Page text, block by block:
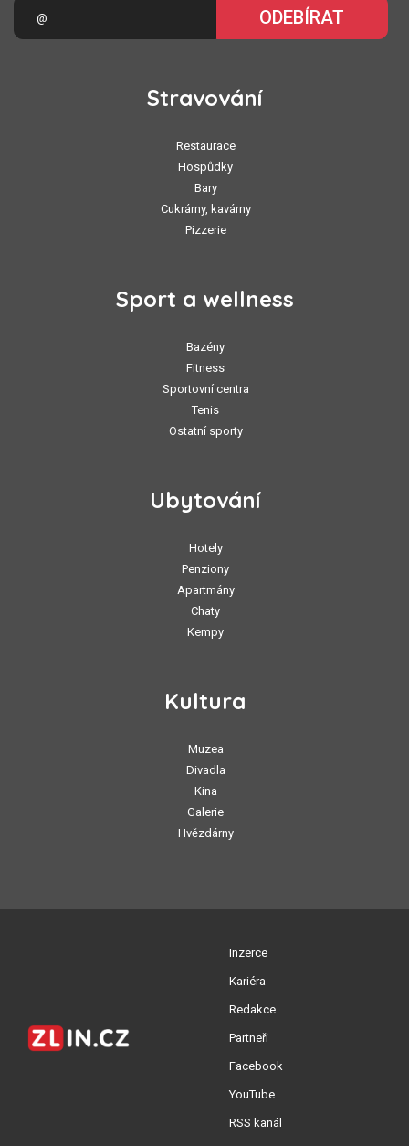
ODEBÍRAT
Stravování
Restaurace
Hospůdky
Bary
Cukrárny, kavárny
Pizzerie
Sport a wellness
Bazény
Fitness
Sportovní centra
Tenis
Ostatní sporty
Ubytování
Hotely
Penziony
Apartmány
Chaty
Kempy
Kultura
Muzea
Divadla
Kina
Galerie
Hvězdárny
Inzerce
Kariéra
Redakce
Partneři
Facebook
YouTube
RSS kanál